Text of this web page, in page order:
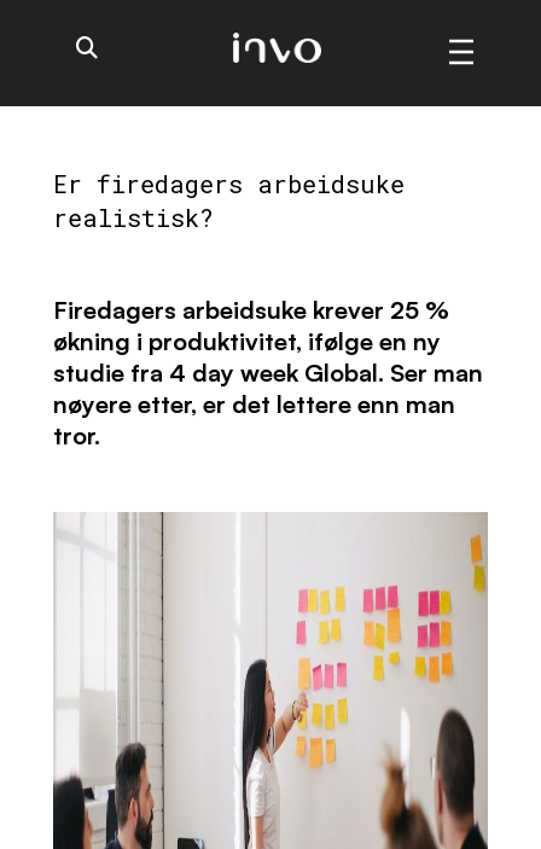
Er firedagers arbeidsuke
realistisk?
Firedagers arbeidsuke krever 25 %
økning i produktivitet, ifølge en ny
studie fra 4 day week Global. Ser man
nøyere etter, er det lettere enn man
tror.